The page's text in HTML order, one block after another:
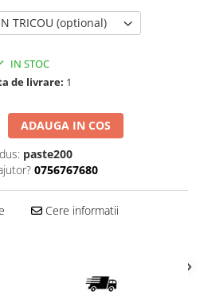
TRICOU (optional)
IN STOC
de livrare: 1
ADAUGA IN COS
paste200
0756767680
Cere informatii